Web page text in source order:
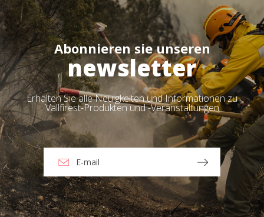
Abonnieren sie unseren
newsletter
Erhalten Sie alle Neuigkeiten und Informationen zu
Vallfirest-Produkten und -Veranstaltungen